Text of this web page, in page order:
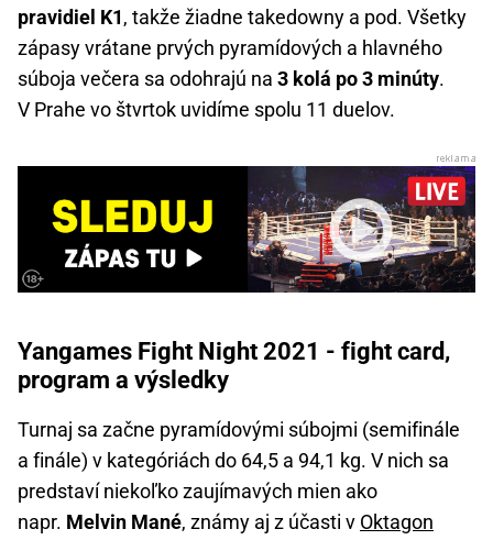
pravidiel K1, takže žiadne takedowny a pod. Všetky
zápasy vrátane prvých pyramídových a hlavného
súboja večera sa odohrajú na 3 kolá po 3 minúty.
V Prahe vo štvrtok uvidíme spolu 11 duelov.
Yangames Fight Night 2021 - fight card,
program a výsledky
Turnaj sa začne pyramídovými súbojmi (semifinále
a finále) v kategóriách do 64,5 a 94,1 kg. V nich sa
predstaví niekoľko zaujímavých mien ako
napr. Melvin Mané, známy aj z účasti v Oktagon